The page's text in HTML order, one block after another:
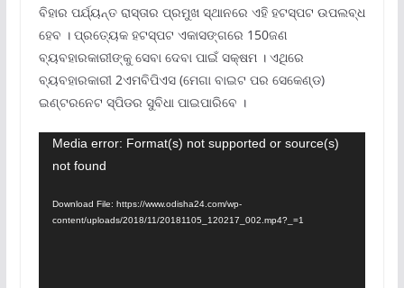
ବିହାର ପର୍ଯ୍ୟନ୍ତ ରାସ୍ତାର ପ୍ରମୁଖ ସ୍ଥାନରେ ଏହି ହଟସ୍ପଟ ଉପଲବ୍ଧ
ହେବ । ପ୍ରତ୍ୟେକ ହଟସ୍ପଟ ଏକାସଙ୍ଗରେ 150ଜଣ
ବ୍ୟବହାରକାରୀଙ୍କୁ ସେବା ଦେବା ପାଇଁ ସକ୍ଷମ । ଏଥିରେ
ବ୍ୟବହାରକାରୀ 2ଏମବିପିଏସ (ମେଗା ବାଇଟ ପର ସେକେଣ୍ଡ)
ଇଣ୍ଟରନେଟ ସ୍ପିଡର ସୁବିଧା ପାଇପାରିବେ ।
Video
Player
Media error: Format(s) not supported or source(s)
not found
Download File: https://www.odisha24.com/wp-
content/uploads/2018/11/20181105_120217_002.mp4?_=1